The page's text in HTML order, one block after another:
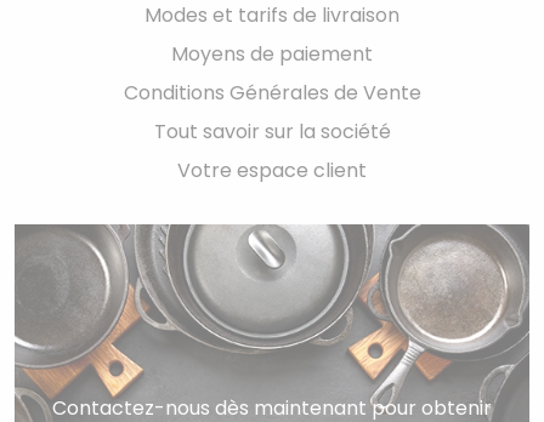
Modes et tarifs de livraison
Moyens de paiement
Conditions Générales de Vente
Tout savoir sur la société
Votre espace client
Contactez-nous dès maintenant pour obtenir